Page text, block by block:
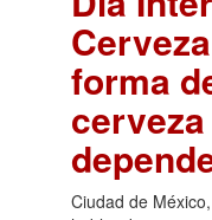
forma
Ciudad de